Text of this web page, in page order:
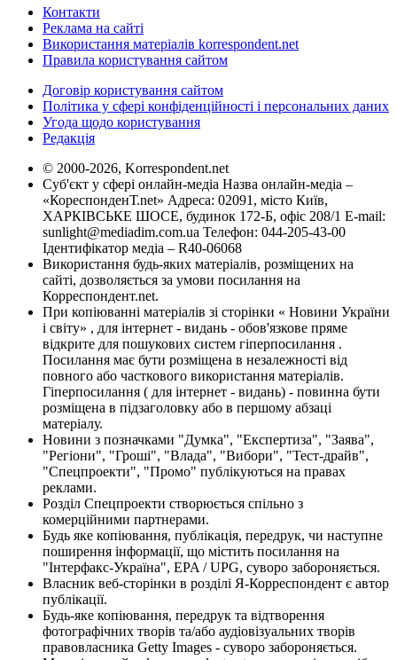
Контакти
Реклама на сайті
Використання матеріалів korrespondent.net
Правила користування сайтом
Договір користування сайтом
Політика у сфері конфіденційності і персональних даних
Угода щодо користування
Редакція
© 2000-2026, Korrespondent.net
Суб'єкт у сфері онлайн-медіа Назва онлайн-медіа –
«КореспонденТ.net» Адреса: 02091, місто Київ,
ХАРКІВСЬКЕ ШОСЕ, будинок 172-Б, офіс 208/1 E-mail:
sunlight@mediadim.com.ua Телефон: 044-205-43-00
Ідентифікатор медіа – R40-06068
Використання будь-яких матеріалів, розміщених на
сайті, дозволяється за умови посилання на
Корреспондент.net.
При копіюванні матеріалів зі сторінки « Новини України
і світу» , для інтернет - видань - обов'язкове пряме
відкрите для пошукових систем гіперпосилання .
Посилання має бути розміщена в незалежності від
повного або часткового використання матеріалів.
Гіперпосилання ( для інтернет - видань) - повинна бути
розміщена в підзаголовку або в першому абзаці
матеріалу.
Новини з позначками "Думка", "Експертиза", "Заява",
"Регіони", "Гроші", "Влада", "Вибори", "Тест-драйв",
"Спецпроекти", "Промо" публікуються на правах
реклами.
Розділ Спецпроекти створюється спільно з
комерційними партнерами.
Будь яке копіювання, публікація, передрук, чи наступне
поширення інформації, що містить посилання на
"Інтерфакс-Україна", EPA / UPG, суворо забороняється.
Власник веб-сторінки в розділі Я-Корреспондент є автор
публікації.
Будь-яке копіювання, передрук та відтворення
фотографічних творів та/або аудіовізуальних творів
правовласника Getty Images - суворо забороняється.